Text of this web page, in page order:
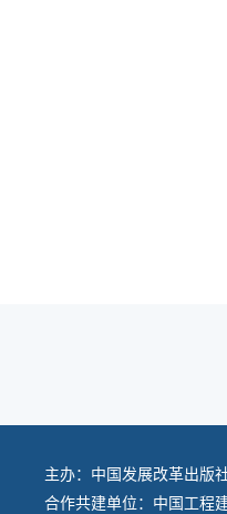
主办： 中国发展改革出版
合作共建单位： 中国工程